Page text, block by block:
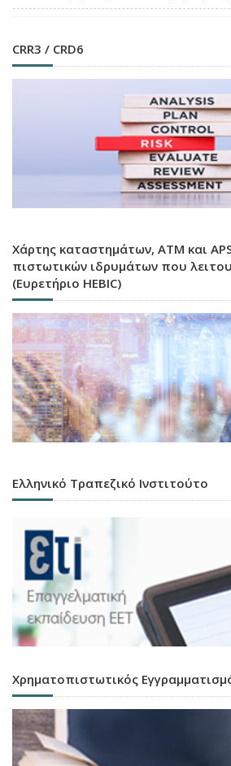
CRR3 / CRD6
Χάρτης καταστημάτων, ATM και
πιστωτικών ιδρυμάτων που
(Ευρετήριο HEBIC)
Ελληνικό Τραπεζικό Ινστιτούτο
Χρηματοπιστωτικός